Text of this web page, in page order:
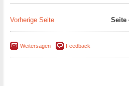
Vorherige Seite Seite
Weitersagen Feedback